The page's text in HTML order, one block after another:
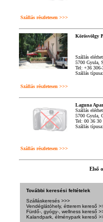
Szállás részletesen >>>
Körösvölgy
Szállás
5700 Gyula,
Tel: +36 306-
Szállás
Szállás részletesen >>>
Laguna
Szállás
5700 Gyula,
Tel: 00 36 30
Szállás
Szállás részletesen >>>
Első
További keresési feltételek
Szálláskeresés >>>
Vendéglátóhely, étterem kereső
Fürdő-, gyógy-, wellness kereső
Kalandpark, élménypark kereső